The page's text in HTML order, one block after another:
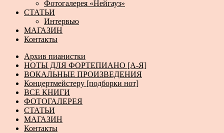
Фотогалерея «Нейгауз»
СТАТЬИ
Интервью
МАГАЗИН
Контакты
Архив пианистки
НОТЫ ДЛЯ ФОРТЕПИАНО [А-Я]
ВОКАЛЬНЫЕ ПРОИЗВЕДЕНИЯ
Концертмейстеру [подборки нот]
ВСЕ КНИГИ
ФОТОГАЛЕРЕЯ
СТАТЬИ
МАГАЗИН
Контакты